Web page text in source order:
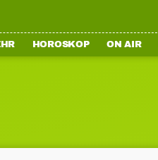
HOROSKOP ON AIR